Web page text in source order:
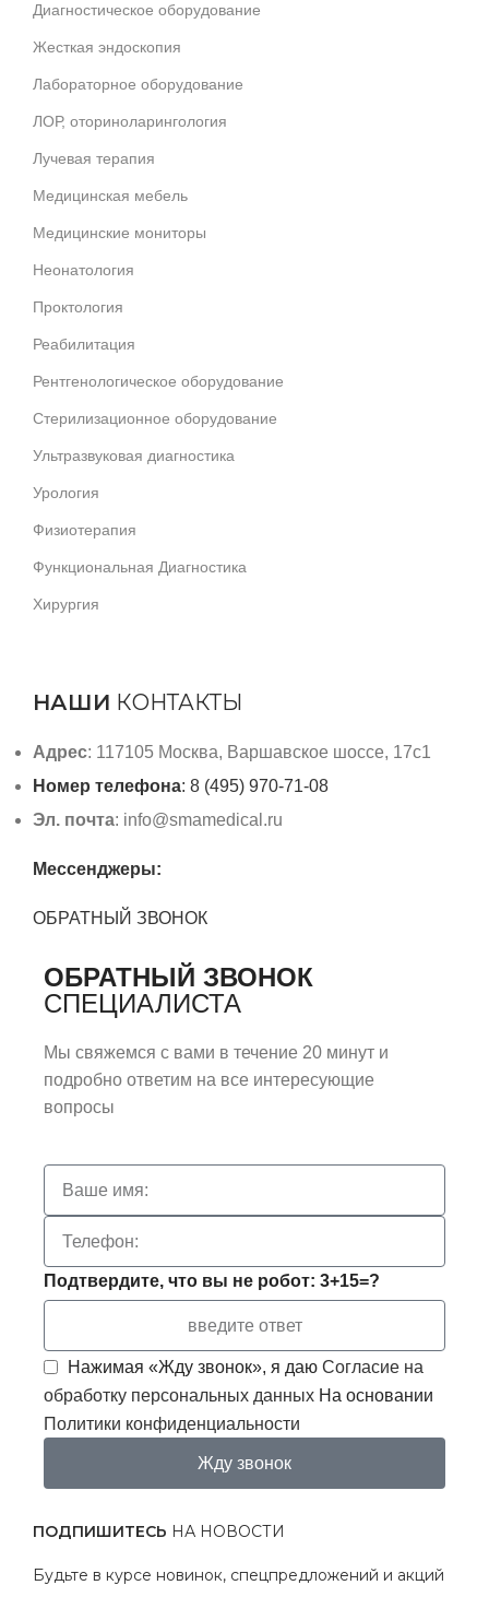
Диагностическое оборудование
Жесткая эндоскопия
Лабораторное оборудование
ЛОР, оториноларингология
Лучевая терапия
Медицинская мебель
Медицинские мониторы
Неонатология
Проктология
Реабилитация
Рентгенологическое оборудование
Стерилизационное оборудование
Ультразвуковая диагностика
Урология
Физиотерапия
Функциональная Диагностика
Хирургия
НАШИ КОНТАКТЫ
Адрес: 117105 Москва, Варшавское шоссе, 17с1
Номер телефона: 8 (495) 970-71-08
Эл. почта: info@smamedical.ru
Мессенджеры:
ОБРАТНЫЙ ЗВОНОК
ОБРАТНЫЙ ЗВОНОК
СПЕЦИАЛИСТА
Мы свяжемся с вами в течение 20 минут и
подробно ответим на все интересующие
вопросы
Подтвердите, что вы не робот: 3+15=?
Нажимая «Жду звонок», я даю Согласие на
обработку персональных данных На основании
Политики конфиденциальности
Жду звонок
ПОДПИШИТЕСЬ НА НОВОСТИ
Будьте в курсе новинок, спецпредложений и акций